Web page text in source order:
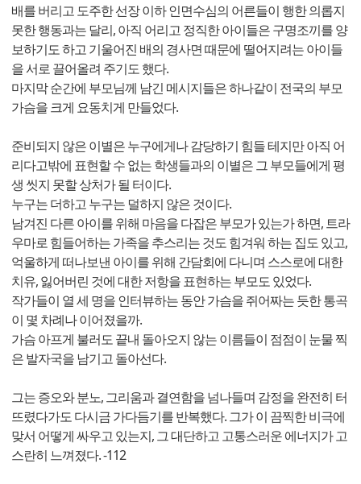
배를 버리고 도주한 선장 이하 인면수심의 어른들이 행한 의롭지
못한 행동과는 달리, 아직 어리고 정직한 아이들은 구명조끼를 양
보하기도 하고 기울어진 배의 경사면 때문에 떨어지려는 아이들
을 서로 끌어올려 주기도 했다.
마지막 순간에 부모님께 남긴 메시지들은 하나같이 전국의 부모
가슴을 크게 요동치게 만들었다.
준비되지 않은 이별은 누구에게나 감당하기 힘들 테지만 아직 어
리다고밖에 표현할 수 없는 학생들과의 이별은 그 부모들에게 평
생 씻지 못할 상처가 될 터이다.
누구는 더하고 누구는 덜하지 않은 것이다.
남겨진 다른 아이를 위해 마음을 다잡은 부모가 있는가 하면, 트라
우마로 힘들어하는 가족을 추스리는 것도 힘겨워 하는 집도 있고,
억울하게 떠나보낸 아이를 위해 간담회에 다니며 스스로에 대한
치유, 잃어버린 것에 대한 저항을 표현하는 부모도 있었다.
작가들이 열 세 명을 인터뷰하는 동안 가슴을 쥐어짜는 듯한 통곡
이 몇 차례나 이어졌을까.
가슴 아프게 불러도 끝내 돌아오지 않는 이름들이 점점이 눈물 찍
은 발자국을 남기고 돌아선다.
그는 증오와 분노, 그리움과 결연함을 넘나들며 감정을 완전히 터
뜨렸다가도 다시금 가다듬기를 반복했다. 그가 이 끔찍한 비극에
맞서 어떻게 싸우고 있는지, 그 대단하고 고통스러운 에너지가 고
스란히 느껴졌다. -112